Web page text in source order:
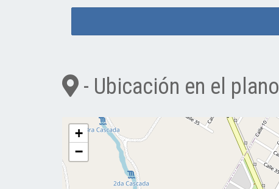
- Ubicación en el plano
+
−